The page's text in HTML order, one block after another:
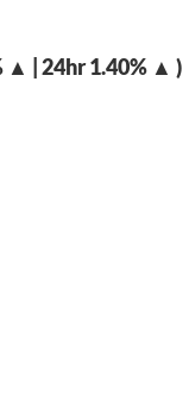
▲ | 24hr 1.40% ▲ )